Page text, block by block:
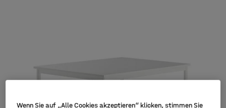
Wenn Sie auf „Alle Cookies akzeptieren“ klicken, stimmen Sie